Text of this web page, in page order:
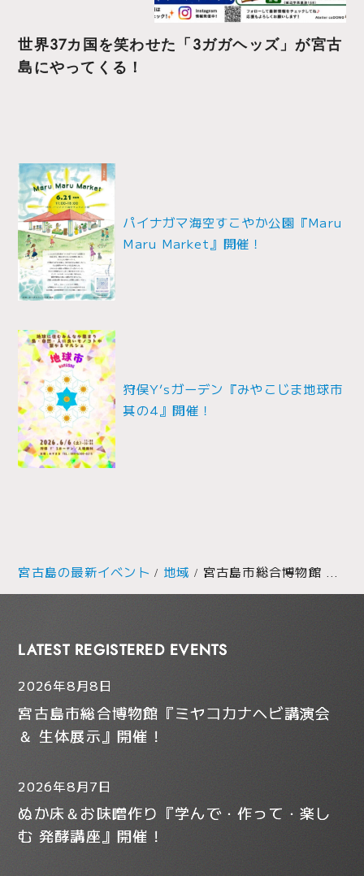
世界37カ国を笑わせた「3ガガヘッズ」が宮古
島にやってくる！
投
稿
ナ
ビ
ゲ
シ
ョ
ン
パイナガマ海空すこやか公園『Maru
Maru Market』開催！
狩俣Y’sガーデン『みやこじま地球市
其の4』開催！
宮古島の最新イベント 地域 宮古島市総合博物館 平和展『戦争とくらし』開催！
LATEST REGISTERED EVENTS
2026年8月8日
宮古島市総合博物館『ミヤコカナヘビ講演会
＆ 生体展示』開催！
2026年8月7日
ぬか床＆お味噌作り『学んで・作って・楽し
む 発酵講座』開催！